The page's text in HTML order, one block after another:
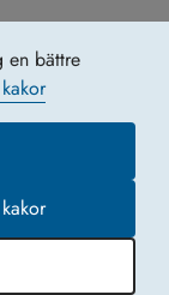
en bättre